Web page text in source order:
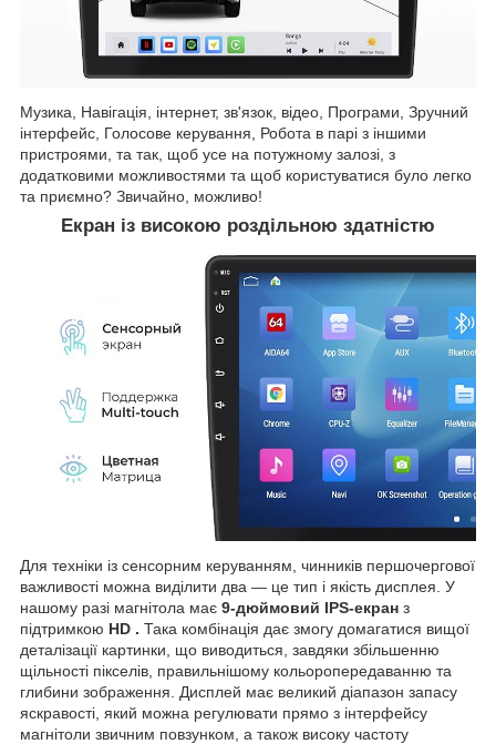
Музика, Навігація, інтернет, зв'язок, відео, Програми, Зручний
інтерфейс, Голосове керування, Робота в парі з іншими
пристроями, та так, щоб усе на потужному залозі, з
додатковими можливостями та щоб користуватися було легко
та приємно? Звичайно, можливо!
Екран із високою роздільною здатністю
Для техніки із сенсорним керуванням, чинників першочергової
важливості можна виділити два — це тип і якість дисплея. У
нашому разі магнітола має 9-дюймовий IPS-екран з
підтримкою HD . Така комбінація дає змогу домагатися вищої
деталізації картинки, що виводиться, завдяки збільшенню
щільності пікселів, правильнішому кольоропередаванню та
глибини зображення. Дисплей має великий діапазон запасу
яскравості, який можна регулювати прямо з інтерфейсу
магнітоли звичним повзунком, а також високу частоту